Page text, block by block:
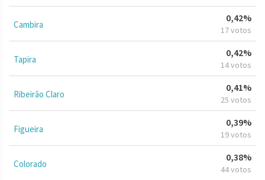
Cambira
0,42%
17 votos
Tapira
0,42%
14 votos
Ribeirão Claro
0,41%
25 votos
Figueira
0,39%
19 votos
Colorado
0,38%
44 votos